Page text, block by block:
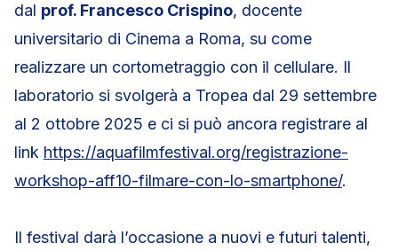
dal prof. Francesco Crispino, docente
universitario di Cinema a Roma, su come
realizzare un cortometraggio con il cellulare. Il
laboratorio si svolgerà a Tropea dal 29 settembre
al 2 ottobre 2025 e ci si può ancora registrare al
link https://aquafilmfestival.org/registrazione-
workshop-aff10-filmare-con-lo-smartphone/.
Il festival darà l’occasione a nuovi e futuri talenti,